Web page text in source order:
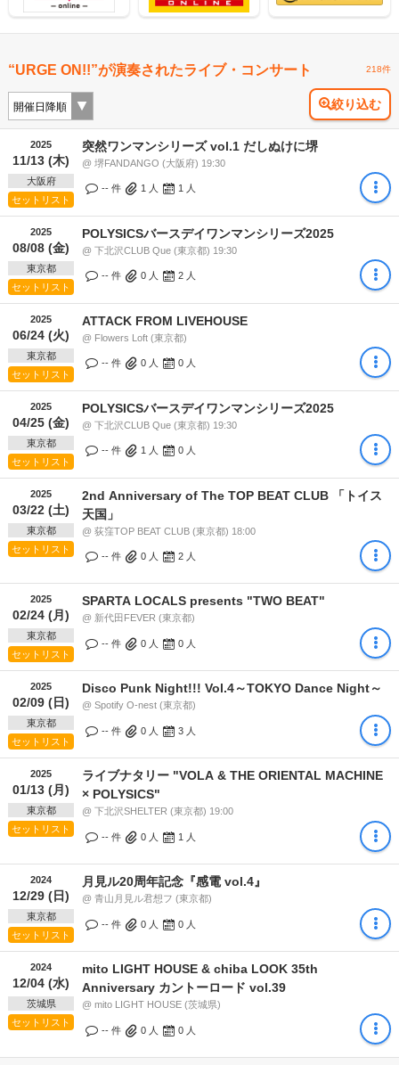
“URGE ON!!”が演奏されたライブ・コンサート 218件
絞り込む
2025
11/13 (木)
大阪府
セットリスト
突然ワンマンシリーズ vol.1 だしぬけに堺
@ 堺FANDANGO (大阪府) 19:30
-- 件 1 人 1 人
2025
08/08 (金)
東京都
セットリスト
POLYSICSバースデイワンマンシリーズ2025
@ 下北沢CLUB Que (東京都) 19:30
-- 件 0 人 2 人
2025
06/24 (火)
東京都
セットリスト
ATTACK FROM LIVEHOUSE
@ Flowers Loft (東京都)
-- 件 0 人 0 人
2025
04/25 (金)
東京都
セットリスト
POLYSICSバースデイワンマンシリーズ2025
@ 下北沢CLUB Que (東京都) 19:30
-- 件 1 人 0 人
2025
03/22 (土)
東京都
セットリスト
2nd Anniversary of The TOP BEAT CLUB 「トイス
天国」
@ 荻窪TOP BEAT CLUB (東京都) 18:00
-- 件 0 人 2 人
2025
02/24 (月)
東京都
セットリスト
SPARTA LOCALS presents "TWO BEAT"
@ 新代田FEVER (東京都)
-- 件 0 人 0 人
2025
02/09 (日)
東京都
セットリスト
Disco Punk Night!!! Vol.4～TOKYO Dance Night～
@ Spotify O-nest (東京都)
-- 件 0 人 3 人
2025
01/13 (月)
東京都
セットリスト
ライブナタリー "VOLA & THE ORIENTAL MACHINE
× POLYSICS"
@ 下北沢SHELTER (東京都) 19:00
-- 件 0 人 1 人
2024
12/29 (日)
東京都
セットリスト
月見ル20周年記念『感電 vol.4』
@ 青山月見ル君想フ (東京都)
-- 件 0 人 0 人
2024
12/04 (水)
茨城県
セットリスト
mito LIGHT HOUSE & chiba LOOK 35th
Anniversary カントーロード vol.39
@ mito LIGHT HOUSE (茨城県)
-- 件 0 人 0 人